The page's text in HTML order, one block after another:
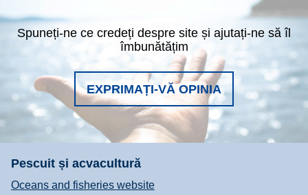
Spuneți-ne ce credeți despre site și ajutați-ne să îl
îmbunătățim
EXPRIMAȚI-VĂ OPINIA
Pescuit și acvacultură
Oceans and fisheries website